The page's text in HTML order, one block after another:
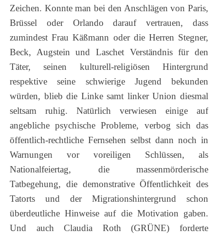
Zeichen. Konnte man bei den Anschlägen von Paris,
Brüssel oder Orlando darauf vertrauen, dass
zumindest Frau Käßmann oder die Herren Stegner,
Beck, Augstein und Laschet Verständnis für den
Täter, seinen kulturell-religiösen Hintergrund
respektive seine schwierige Jugend bekunden
würden, blieb die Linke samt linker Union diesmal
seltsam ruhig. Natürlich verwiesen einige auf
angebliche psychische Probleme, verbog sich das
öffentlich-rechtliche Fernsehen selbst dann noch in
Warnungen vor voreiligen Schlüssen, als
Nationalfeiertag, die massenmörderische
Tatbegehung, die demonstrative Öffentlichkeit des
Tatorts und der Migrationshintergrund schon
überdeutliche Hinweise auf die Motivation gaben.
Und auch Claudia Roth (GRÜNE) forderte